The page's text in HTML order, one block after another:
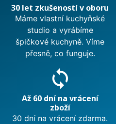
30 let zkušeností v oboru
Máme vlastní kuchyňské
studio a vyrábíme
špičkové kuchyně. Víme
přesně, co funguje.
sync
Až 60 dní na vrácení
zboží
30 dní na vrácení zdarma.